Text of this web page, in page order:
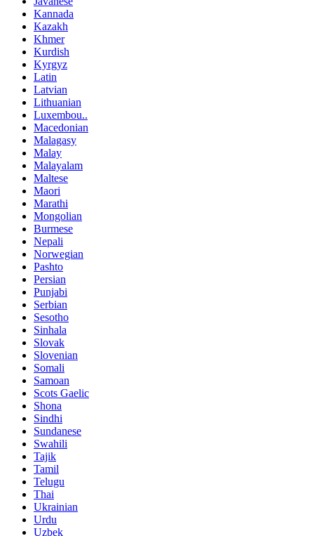
Kannada
Kazakh
Khmer
Kurdish
Kyrgyz
Latin
Latvian
Lithuanian
Luxembou..
Macedonian
Malagasy
Malay
Malayalam
Maltese
Maori
Marathi
Mongolian
Burmese
Nepali
Norwegian
Pashto
Persian
Punjabi
Serbian
Sesotho
Sinhala
Slovak
Slovenian
Somali
Samoan
Scots Gaelic
Shona
Sindhi
Sundanese
Swahili
Tajik
Tamil
Telugu
Thai
Ukrainian
Urdu
Uzbek